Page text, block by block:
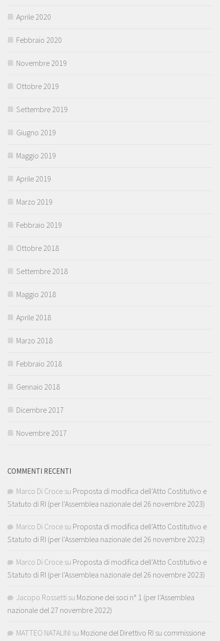
Aprile 2020
Febbraio 2020
Novembre 2019
Ottobre 2019
Settembre 2019
Giugno 2019
Maggio 2019
Aprile 2019
Marzo 2019
Febbraio 2019
Ottobre 2018
Settembre 2018
Maggio 2018
Aprile 2018
Marzo 2018
Febbraio 2018
Gennaio 2018
Dicembre 2017
Novembre 2017
COMMENTI RECENTI
Marco Di Croce su Proposta di modifica dell’Atto Costitutivo e
Statuto di RI (per l’Assemblea nazionale del 26 novembre 2023)
Marco Di Croce su Proposta di modifica dell’Atto Costitutivo e
Statuto di RI (per l’Assemblea nazionale del 26 novembre 2023)
Marco Di Croce su Proposta di modifica dell’Atto Costitutivo e
Statuto di RI (per l’Assemblea nazionale del 26 novembre 2023)
Jacopo Rossetti su Mozione dei soci n° 1 (per l’Assemblea
nazionale del 27 novembre 2022)
MATTEO NATALINI su Mozione del Direttivo RI su commissione